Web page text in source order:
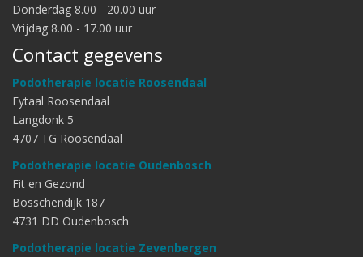
Donderdag 8.00 - 20.00 uur
Vrijdag 8.00 - 17.00 uur
Contact gegevens
Podotherapie locatie Roosendaal
Fytaal Roosendaal
Langdonk 5
4707 TG Roosendaal
Podotherapie locatie Oudenbosch
Fit en Gezond
Bosschendijk 187
4731 DD Oudenbosch
Podotherapie locatie Zevenbergen